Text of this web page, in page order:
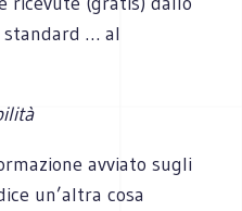
standard … al
avviato sugli
un’altra cosa